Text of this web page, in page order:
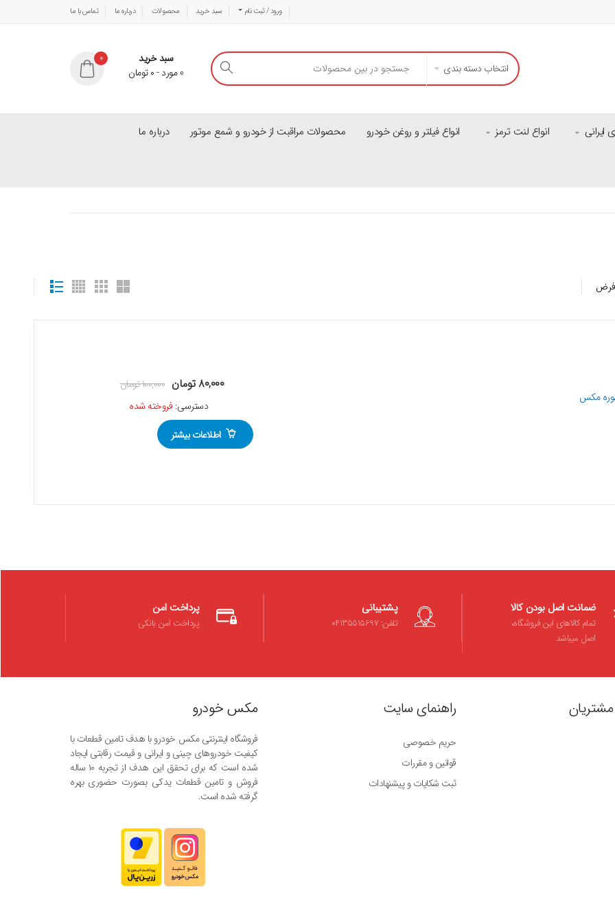
ورود / ثبت نام سبد خرید محصولات درباره ما تماس با ما
انتخاب دسته بندی
0
سبد خرید
0مورد-۰ تومان
انواع لنت ترمز انواع فیلتر و روغن خودرو محصولات مراقبت از خودرو و شمع موتور درباره ما
۱۰۰,۰۰۰تومان ۸۰,۰۰۰تومان
دسترسی: فروخته شده
اطلاعات بیشتر
پرداخت امن
پرداخت امن بانکی
پشتیبانی
تلفن: 04135515697
ضمانت اصل بودن کالا
تمام کالاهای این فروشگاه،
اصل میباشد
مکس خودرو
فروشگاه اینترنتی مکس خودرو با هدف تامین قطعات با
کیفیت خودروهای چینی و ایرانی و قیمت رقابتی ایجاد
شده است که برای تحقق این هدف از تجربه ۱۰ ساله
فروش و تامین قطعات یدکی بصورت حضوری بهره
گرفته شده است.
راهنمای سایت
حریم خصوصی
قوانین و مقررات
ثبت شکایات و پیشنهادات